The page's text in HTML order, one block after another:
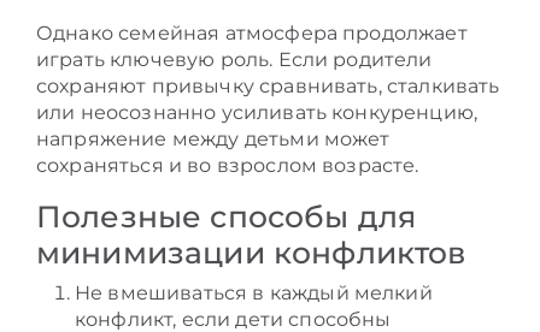
Однако семейная атмосфера продолжает
играть ключевую роль. Если родители
сохраняют привычку сравнивать, сталкивать
или неосознанно усиливать конкуренцию,
напряжение между детьми может
сохраняться и во взрослом возрасте.
Полезные способы для
минимизации конфликтов
Не вмешиваться в каждый мелкий
конфликт, если дети способны